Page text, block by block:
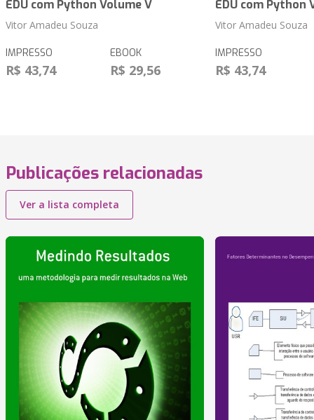
EDU com Python Volume V
Vitor Amadeu Souza
IMPRESSO
R$ 43,74
EBOOK
R$ 29,56
EDU com Python
Vitor Amadeu Souza
IMPRESSO
R$ 43,74
Publicações relacionadas
Ver a lista completa